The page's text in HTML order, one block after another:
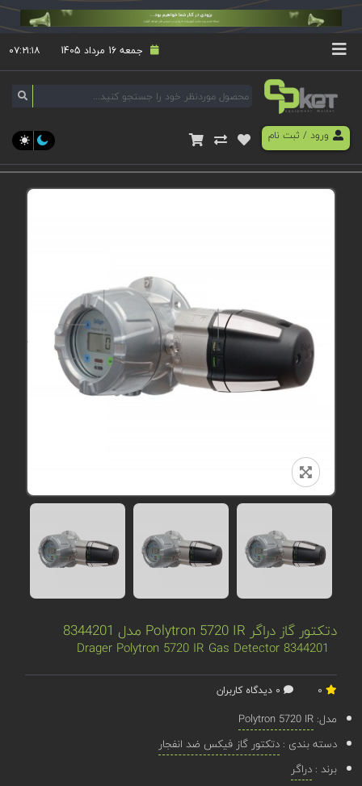
جمعه 16 مرداد 1405 ۰۷:۲۱:۱۸
ورود/ ثبت نام
دتکتور گاز دراگر Polytron 5720 IR مدل 8344201
8344201 Drager Polytron 5720 IR Gas Detector
مدل:Polytron 5720 IR
دسته بندی :دتکتور گاز فیکس ضد انفجار
برند :دراگر